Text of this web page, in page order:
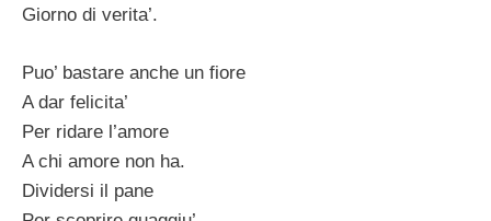
Giorno di verita’.
Puo’ bastare anche un fiore
A dar felicita’
Per ridare l’amore
A chi amore non ha.
Dividersi il pane